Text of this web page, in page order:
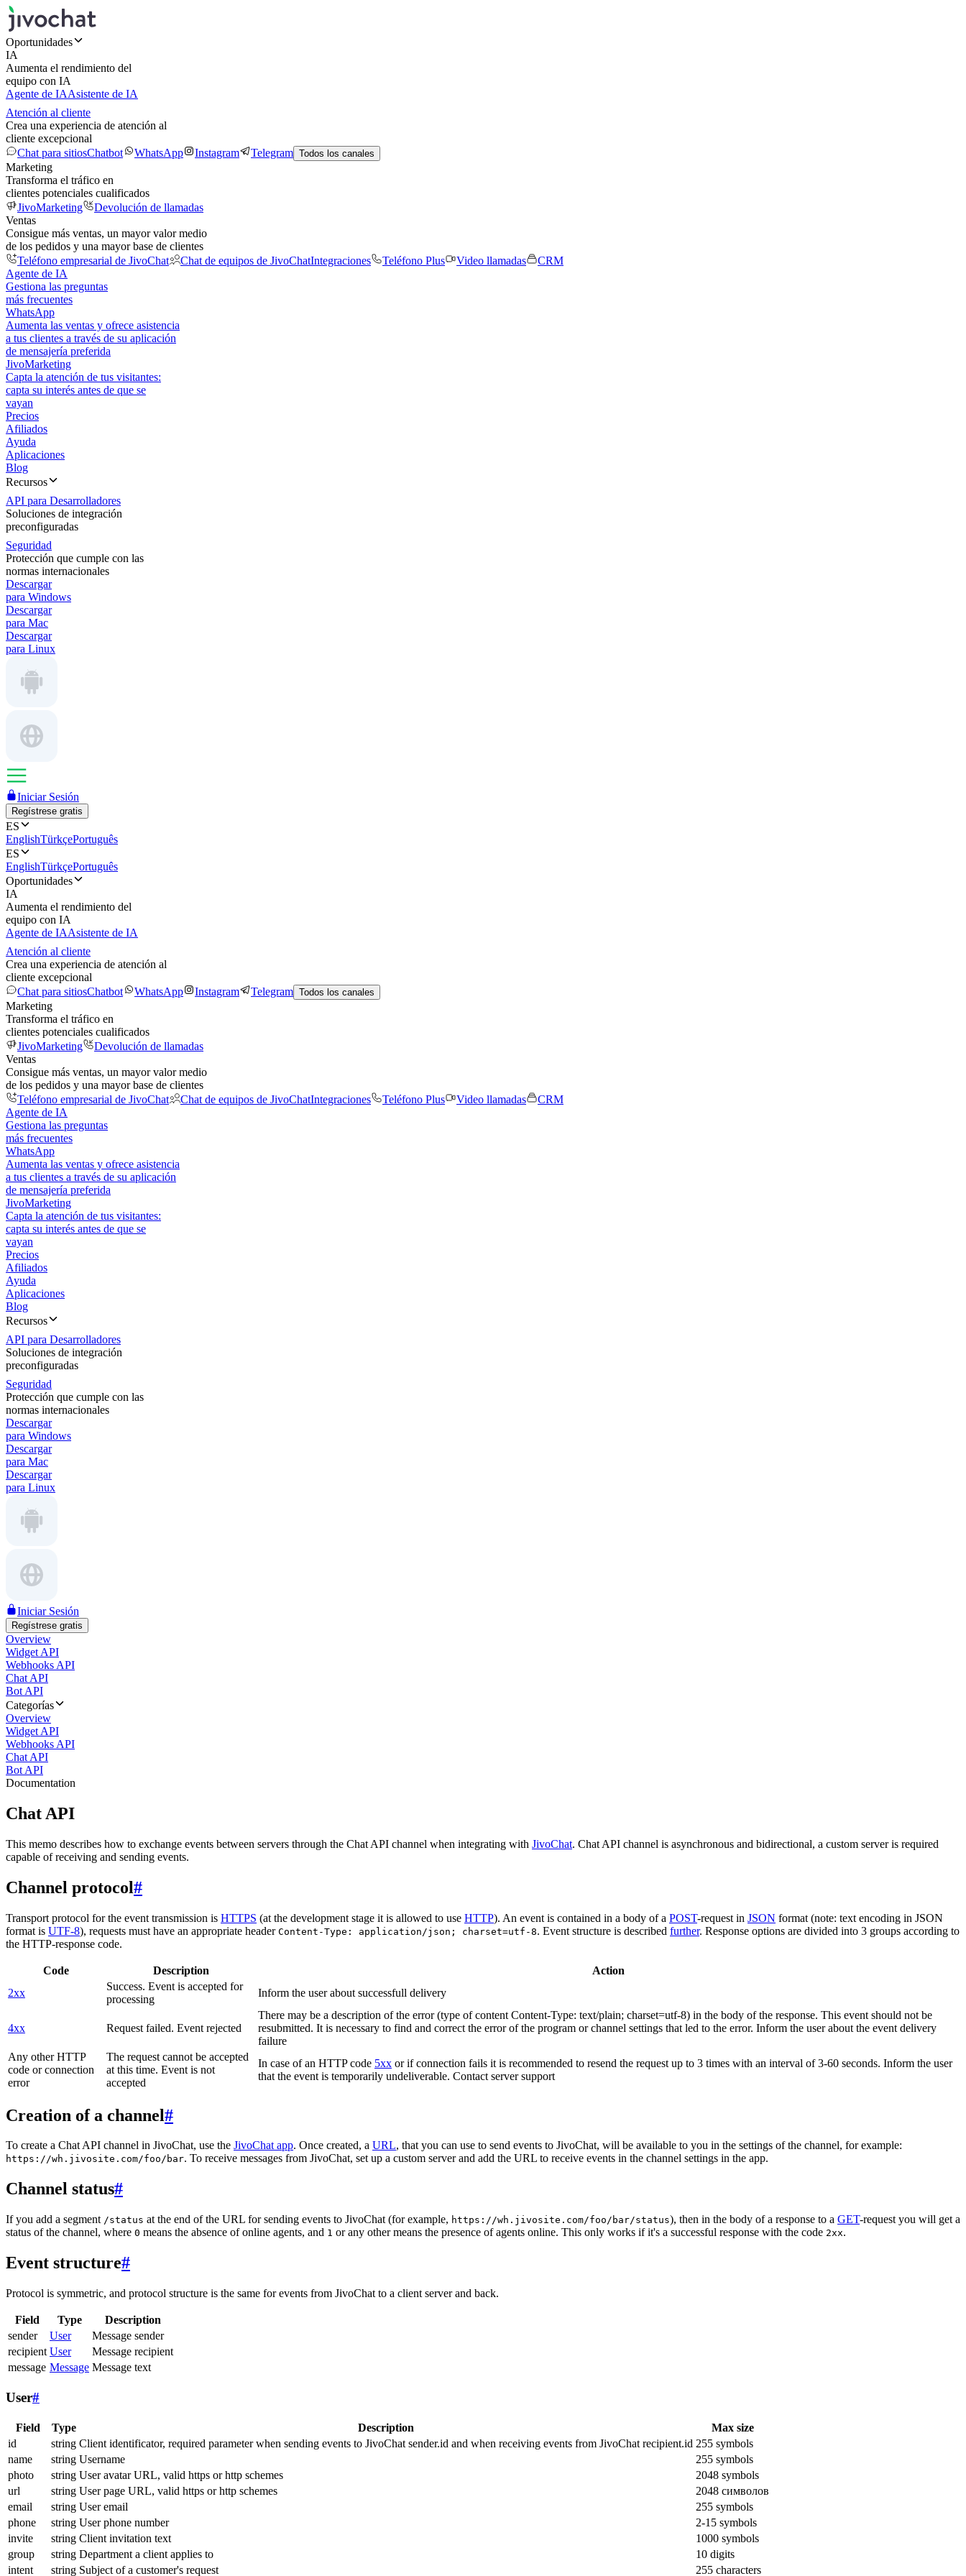
Oportunidades
IA
Aumenta el rendimiento del
equipo con IA
Agente de IAAsistente de IA
Atención al cliente
Crea una experiencia de atención al
cliente excepcional
Chat para sitiosChatbot WhatsApp Instagram Telegram Todos los canales
Marketing
Transforma el tráfico en
clientes potenciales cualificados
JivoMarketing
Devolución de llamadas
Ventas
Consigue más ventas, un mayor valor medio
de los pedidos y una mayor base de clientes
Teléfono empresarial de JivoChat
Chat de equipos de JivoChatIntegraciones Teléfono Plus Video llamadas
CRM
Agente de IA
Gestiona las preguntas
más frecuentes
WhatsApp
Aumenta las ventas y ofrece asistencia
a tus clientes a través de su aplicación
de mensajería preferida
JivoMarketing
Capta la atención de tus visitantes:
capta su interés antes de que se
vayan
Precios
Afiliados
Ayuda
Aplicaciones
Blog
Recursos
API para Desarrolladores
Soluciones de integración
preconfiguradas
Seguridad
Protección que cumple con las
normas internacionales
Descargar
para Windows
Descargar
para Mac
Descargar
para Linux
Iniciar Sesión
Regístrese gratis
ES
EnglishTürkçePortuguês
ES
EnglishTürkçePortuguês
Oportunidades
IA
Aumenta el rendimiento del
equipo con IA
Agente de IAAsistente de IA
Atención al cliente
Crea una experiencia de atención al
cliente excepcional
Chat para sitiosChatbot WhatsApp Instagram Telegram Todos los canales
Marketing
Transforma el tráfico en
clientes potenciales cualificados
JivoMarketing
Devolución de llamadas
Ventas
Consigue más ventas, un mayor valor medio
de los pedidos y una mayor base de clientes
Teléfono empresarial de JivoChat
Chat de equipos de JivoChatIntegraciones Teléfono Plus Video llamadas
CRM
Agente de IA
Gestiona las preguntas
más frecuentes
WhatsApp
Aumenta las ventas y ofrece asistencia
a tus clientes a través de su aplicación
de mensajería preferida
JivoMarketing
Capta la atención de tus visitantes:
capta su interés antes de que se
vayan
Precios
Afiliados
Ayuda
Aplicaciones
Blog
Recursos
API para Desarrolladores
Soluciones de integración
preconfiguradas
Seguridad
Protección que cumple con las
normas internacionales
Descargar
para Windows
Descargar
para Mac
Descargar
para Linux
Iniciar Sesión
Regístrese gratis
Overview
Widget API
Webhooks API
Chat API
Bot API
Categorías
Overview
Widget API
Webhooks API
Chat API
Bot API
Documentation
Chat API
This memo describes how to exchange events between servers through the Chat API channel when integrating with JivoChat. Chat API channel is asynchronous and bidirectional, a custom server is required
capable of receiving and sending events.
Channel protocol#
Transport protocol for the event transmission is HTTPS (at the development stage it is allowed to use HTTP). An event is contained in a body of a POST-request in JSON format (note: text encoding in JSON
format is UTF-8), requests must have an appropriate header Content-Type: application/json; charset=utf-8. Event structure is described further. Response options are divided into 3 groups according to
the HTTP-response code.
Code Description
Action
2xx
Success. Event is accepted for
processing
Inform the user about successfull delivery
4xx Request failed. Event rejected
There may be a description of the error (type of content Content-Type: text/plain; charset=utf-8) in the body of the response. This event should not be
resubmitted. It is necessary to find and correct the error of the program or channel settings that led to the error. Inform the user about the event delivery
failure
Any other HTTP
code or connection
error
The request cannot be accepted
at this time. Event is not
accepted
In case of an HTTP code 5xx or if connection fails it is recommended to resend the request up to 3 times with an interval of 3-60 seconds. Inform the user
that the event is temporarily undeliverable. Contact server support
Creation of a channel#
To create a Chat API channel in JivoChat, use the JivoChat app. Once created, a URL, that you can use to send events to JivoChat, will be available to you in the settings of the channel, for example:
https://wh.jivosite.com/foo/bar. To receive messages from JivoChat, set up a custom server and add the URL to receive events in the channel settings in the app.
Channel status#
If you add a segment /status at the end of the URL for sending events to JivoChat (for example, https://wh.jivosite.com/foo/bar/status), then in the body of a response to a GET-request you will get a
status of the channel, where 0 means the absence of online agents, and 1 or any other means the presence of agents online. This only works if it's a successful response with the code 2xx.
Event structure#
Protocol is symmetric, and protocol structure is the same for events from JivoChat to a client server and back.
Field Type
Description
sender
User
Message sender
recipient User
Message recipient
message Message Message text
User#
Field Type Description
Max size
id
string Client identificator, required parameter when sending events to JivoChat sender.id and when receiving events from JivoChat recipient.id 255 symbols
name
string Username
255 symbols
photo
string User avatar URL, valid https or http schemes
2048 symbols
url
string User page URL, valid https or http schemes
2048 символов
email
string User email
255 symbols
phone
string User phone number
2-15 symbols
invite
string Client invitation text
1000 symbols
group
string Department a client applies to
10 digits
intent
string Subject of a customer's request 255 characters